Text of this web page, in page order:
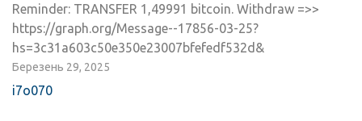
Reminder: TRANSFER 1,49991 bitcoin. Withdraw =>>
https://graph.org/Message--17856-03-25?
hs=3c31a603c50e350e23007bfefedf532d&
Березень 29, 2025
i7o070